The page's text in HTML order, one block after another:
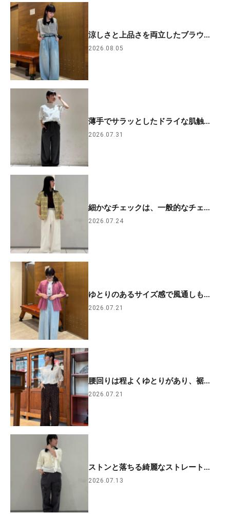
涼しさと上品さを両立したブラウ...
2026.08.05
薄手でサラッとしたドライな肌触...
2026.07.31
細かなチェックは、一般的なチェ...
2026.07.24
ゆとりのあるサイズ感で風通しも...
2026.07.21
腰回りは程よくゆとりがあり、裾...
2026.07.21
ストンと落ちる綺麗なストレート...
2026.07.13